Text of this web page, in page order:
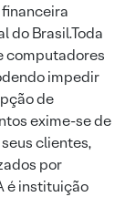
do Brasil.Toda
computadores
impedir
de
exime-se de
clientes,
por
é instituição